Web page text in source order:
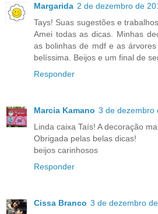
Margarida 2 de dezembro de
Tays! Suas sugestões e
Amei todas as dicas. Minhas
as bolinhas de mdf e as
belíssima. Beijos e um final de
Responder
Marcia Kamano 3 de dezembro
Linda caixa Taís! A decoração
Obrigada pelas belas dicas!
beijos carinhosos
Responder
Cissa Branco 3 de dezembro